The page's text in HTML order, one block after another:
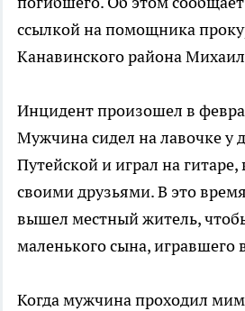
ссылкой на помощника
Канавинского района
Инцидент произошел в
Мужчина сидел на лавочке у
Путейской и играл на
своими друзьями. В это
вышел местный житель,
маленького сына, игравшего
Когда мужчина проходил